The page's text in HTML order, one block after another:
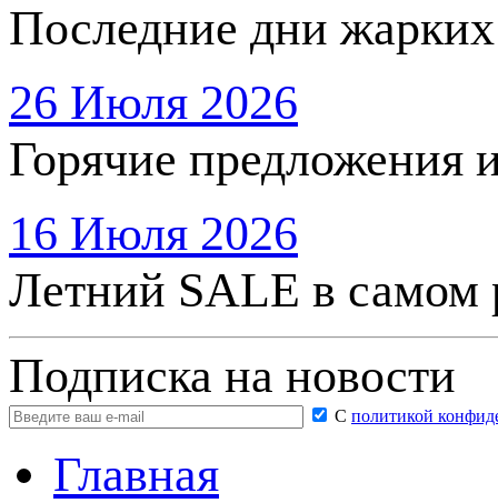
Последние дни
26 Июля 2026
Горячие предложения
16 Июля 2026
Летний SALE в самом
Подписка на новости
С политикой
Главная